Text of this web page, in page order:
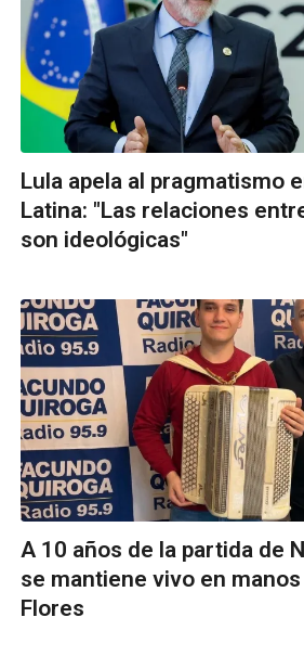
Lula apela al pragmatismo
Latina: "Las relaciones
son ideológicas"
A 10 años de la partida de
se mantiene vivo en
Flores